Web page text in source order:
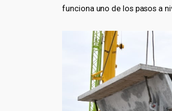
funciona uno de los pasos a